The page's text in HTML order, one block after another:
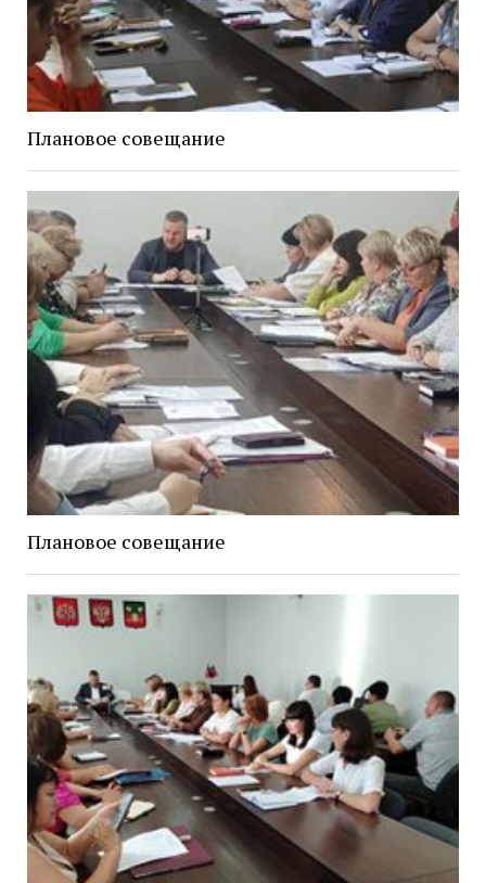
Плановое совещание
Плановое совещание